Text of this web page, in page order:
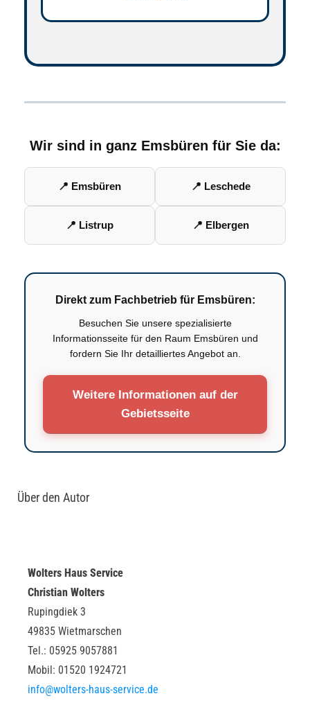
Wir sind in ganz Emsbüren für Sie da:
📍 Emsbüren 📍 Leschede
📍 Listrup 📍 Elbergen
Direkt zum Fachbetrieb für Emsbüren:
Besuchen Sie unsere spezialisierte
Informationsseite für den Raum Emsbüren und
fordern Sie Ihr detailliertes Angebot an.
Weitere Informationen auf der
Gebietsseite
Über den Autor
Wolters Haus Service
Christian Wolters
Rupingdiek 3
49835 Wietmarschen
Tel.: 05925 9057881
Mobil: 01520 1924721
info@wolters-haus-service.de